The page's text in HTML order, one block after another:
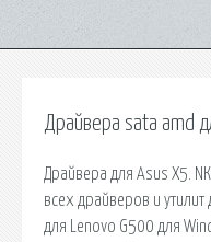
Драйвера sata amd
Драйвера для Asus X5.
всех драйверов и
для Lenovo G500 для